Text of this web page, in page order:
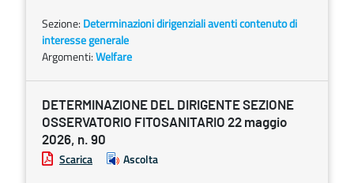
Sezione: Determinazioni dirigenziali aventi contenuto di
interesse generale
Argomenti:Welfare
DETERMINAZIONE DEL DIRIGENTE SEZIONE
OSSERVATORIO FITOSANITARIO 22 maggio
2026, n. 90
Scarica Ascolta